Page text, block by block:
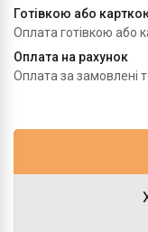
Готівкою або
Оплата готівкою або
Оплата на рахунок
Оплата за замовлені